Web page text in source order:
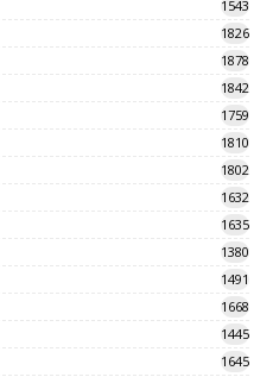
1543
1826
1878
1842
1759
1810
1802
1632
1635
1380
1491
1668
1445
1645